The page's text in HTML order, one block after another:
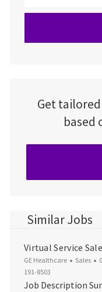
Get
based
Similar Jobs
Virtual Service
GE Healthcare Category
Sales
191-8503
Job Description